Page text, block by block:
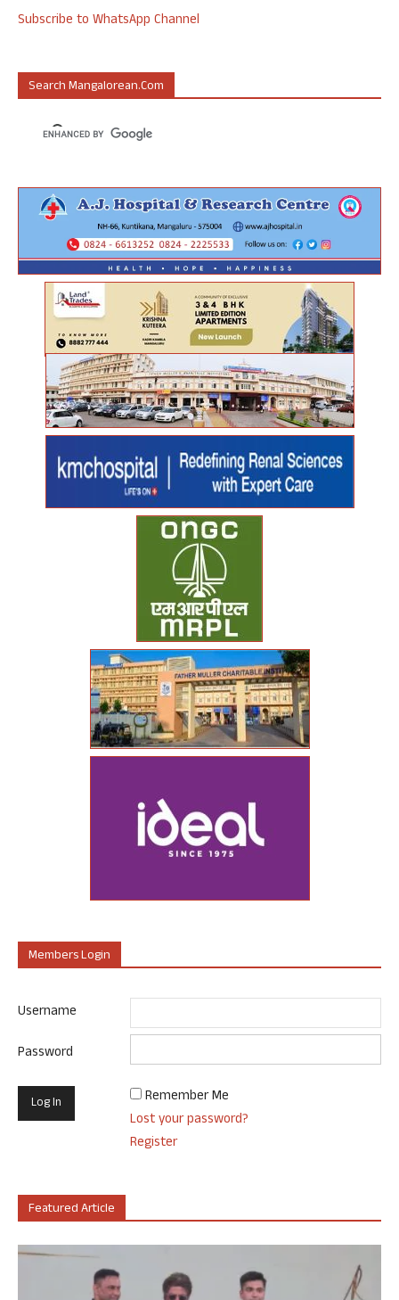
Subscribe to WhatsApp Channel
Search Mangalorean.com
Members Login
Username
Password
Remember Me
Lost your password?
Register
Featured Article